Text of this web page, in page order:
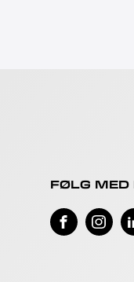
FØLG MED